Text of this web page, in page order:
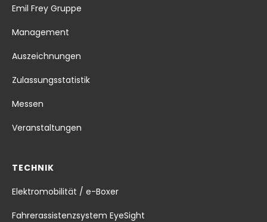
Emil Frey Gruppe
Management
Auszeichnungen
Zulassungsstatistik
Messen
Veranstaltungen
TECHNIK
Elektromobilität / e-Boxer
Fahrerassistenzsystem EyeSight